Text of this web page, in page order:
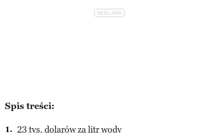
Spis treści:
23 tys. dolarów za litr wody